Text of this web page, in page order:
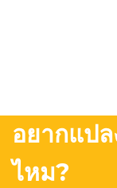
อยากแป
ไหม?